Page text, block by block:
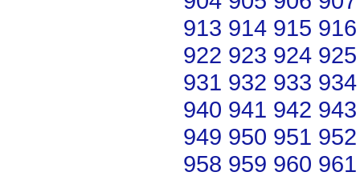
913 914 915 916
922 923 924 925
931 932 933 934
940 941 942 943
949 950 951 952
958 959 960 961